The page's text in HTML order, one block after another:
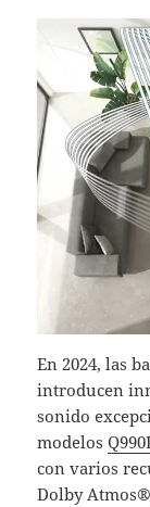
En 2024, las
introducen
sonido
modelos
con varios
Dolby